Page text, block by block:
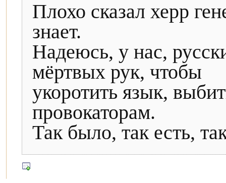
Плохо сказал херр
знает.
Надеюсь, у нас,
мёртвых рук, чтобы
укоротить язык,
провокаторам.
Так было, так есть,